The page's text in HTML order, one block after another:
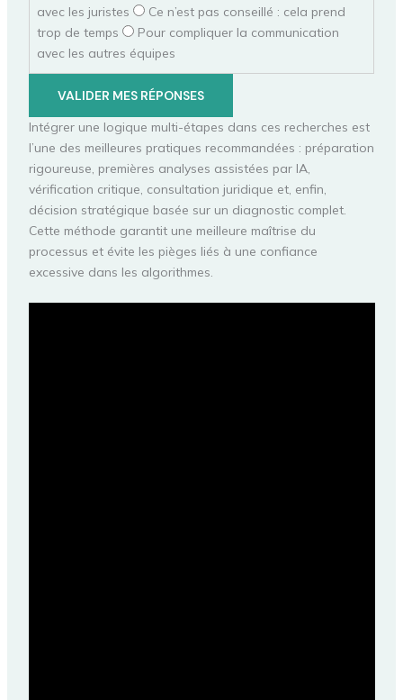
avec les juristes
Ce n’est pas conseillé : cela prend
trop de temps
Pour compliquer la communication
avec les autres équipes
VALIDER MES RÉPONSES
Intégrer une logique multi-étapes dans ces recherches est
l’une des meilleures pratiques recommandées : préparation
rigoureuse, premières analyses assistées par IA,
vérification critique, consultation juridique et, enfin,
décision stratégique basée sur un diagnostic complet.
Cette méthode garantit une meilleure maîtrise du
processus et évite les pièges liés à une confiance
excessive dans les algorithmes.